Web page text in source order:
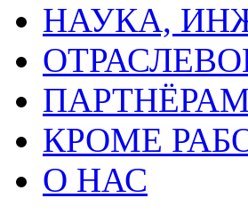
НАУКА,
КРОМЕ
О НАС